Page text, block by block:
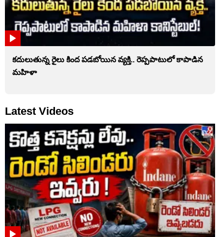
కదులుతున్న రైలు కింద పడబోయిన వ్యక్తి.. రెప్పపాటులో కాపాడిన
మహిళా
Latest Videos